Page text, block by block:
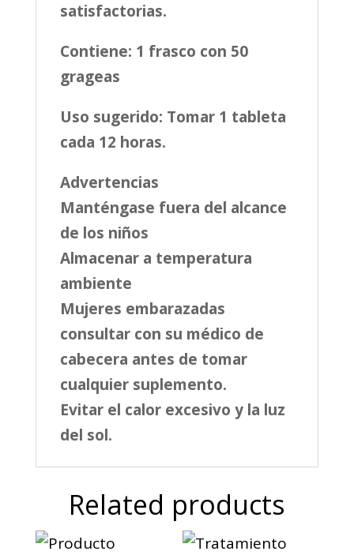
satisfactorias.
Contiene: 1 frasco con 50
grageas
Uso sugerido: Tomar 1 tableta
cada 12 horas.
Advertencias
Manténgase fuera del alcance
de los niños
Almacenar a temperatura
ambiente
Mujeres embarazadas
consultar con su médico de
cabecera antes de tomar
cualquier suplemento.
Evitar el calor excesivo y la luz
del sol.
Related products